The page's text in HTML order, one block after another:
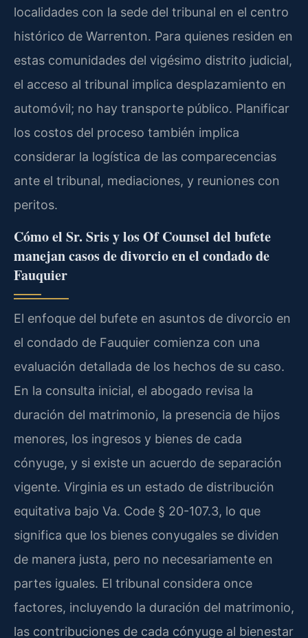
localidades con la sede del tribunal en el centro
histórico de Warrenton. Para quienes residen en
estas comunidades del vigésimo distrito judicial,
el acceso al tribunal implica desplazamiento en
automóvil; no hay transporte público. Planificar
los costos del proceso también implica
considerar la logística de las comparecencias
ante el tribunal, mediaciones, y reuniones con
peritos.
Cómo el Sr. Sris y los Of Counsel del bufete
manejan casos de divorcio en el condado de
Fauquier
El enfoque del bufete en asuntos de divorcio en
el condado de Fauquier comienza con una
evaluación detallada de los hechos de su caso.
En la consulta inicial, el abogado revisa la
duración del matrimonio, la presencia de hijos
menores, los ingresos y bienes de cada
cónyuge, y si existe un acuerdo de separación
vigente. Virginia es un estado de distribución
equitativa bajo Va. Code § 20-107.3, lo que
significa que los bienes conyugales se dividen
de manera justa, pero no necesariamente en
partes iguales. El tribunal considera once
factores, incluyendo la duración del matrimonio,
las contribuciones de cada cónyuge al bienestar